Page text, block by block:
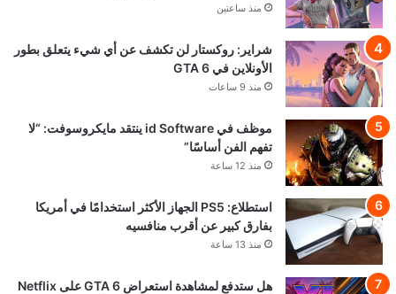
منذ ساعتين
شراير: روكستار لن تكشف عن أي شيء يتعلق بطور
الأونلاين في GTA 6
منذ 9 ساعات
موظف في id Software ينتقد مايكروسوفت: “لا
تفهم الفن أساسًا”
منذ 12 ساعة
استطلاع: PS5 الجهاز الأكثر استخدامًا في أمريكا
بفارق كبير عن أقرب منافسيه
منذ 13 ساعة
هل ستدفع لمشاهدة استعراض GTA 6 على Netflix